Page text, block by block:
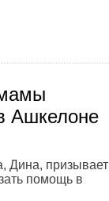
Ашкелоне
Дина, призывает
помощь в